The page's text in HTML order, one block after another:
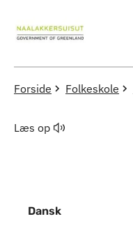
Forside Folkeskole
Læs op
Dansk